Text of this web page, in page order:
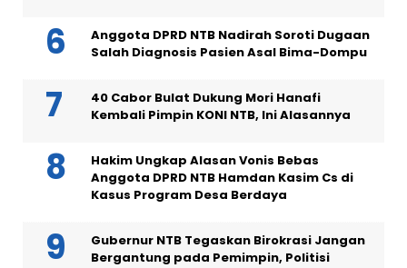
Anggota DPRD NTB Nadirah Soroti Dugaan
Salah Diagnosis Pasien Asal Bima-Dompu
40 Cabor Bulat Dukung Mori Hanafi
Kembali Pimpin KONI NTB, Ini Alasannya
Hakim Ungkap Alasan Vonis Bebas
Anggota DPRD NTB Hamdan Kasim Cs di
Kasus Program Desa Berdaya
Gubernur NTB Tegaskan Birokrasi Jangan
Bergantung pada Pemimpin, Politisi